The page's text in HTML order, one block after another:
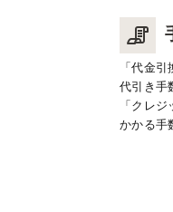
「代金
代引き手
「クレ
かかる手